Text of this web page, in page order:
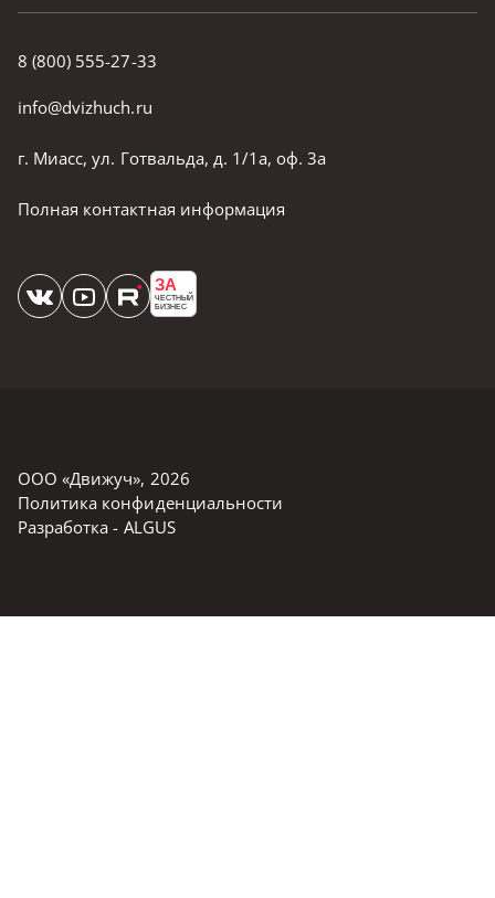
8 (800) 555-27-33
info@dvizhuch.ru
г. Миасс, ул. Готвальда, д. 1/1а, оф. 3а
Полная контактная информация
ЗА
ЧЕСТНЫЙ
БИЗНЕС
ООО «Движуч», 2026
Политика конфиденциальности
Разработка - ALGUS